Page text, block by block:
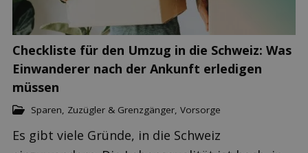
Checkliste für den Umzug in die Schweiz: Was
Einwanderer nach der Ankunft erledigen
müssen
Sparen Zuzügler & Grenzgänger Vorsorge
Es gibt viele Gründe, in die Schweiz